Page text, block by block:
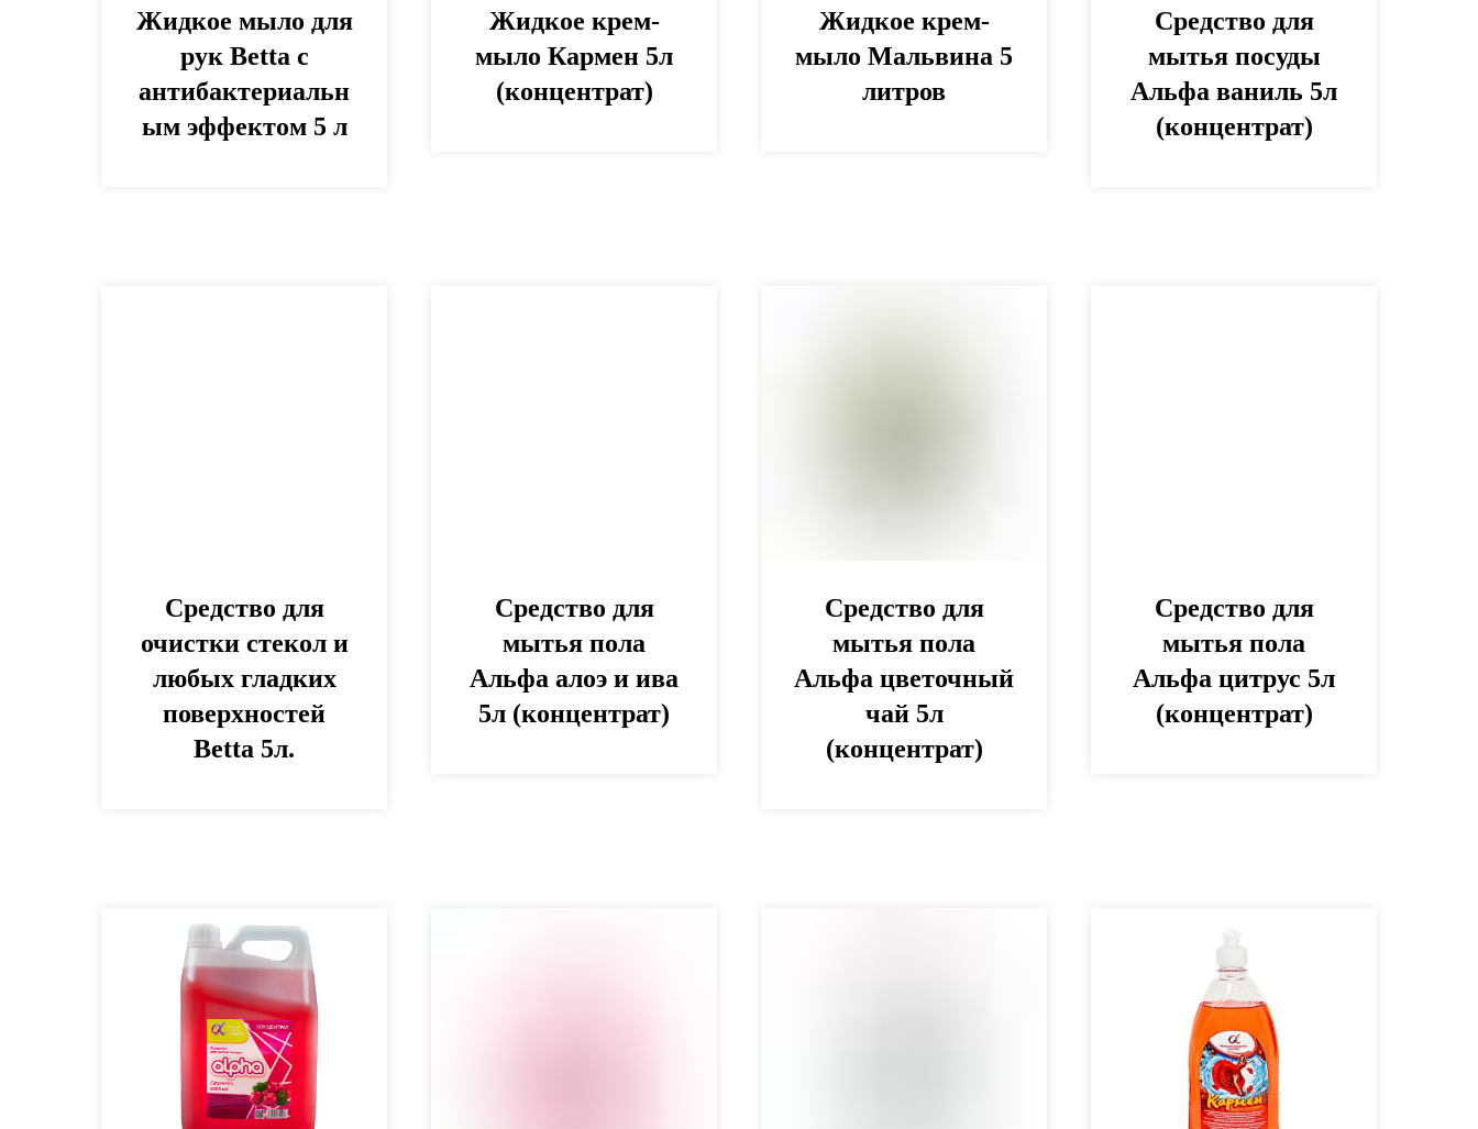
Жидкое мыло для
рук Betta с
антибактериальн
ым эффектом 5 л
Жидкое крем-
мыло Кармен 5л
(концентрат)
Жидкое крем-
мыло Мальвина 5
литров
Средство для
мытья посуды
Альфа ваниль 5л
(концентрат)
Средство для
очистки стекол и
любых гладких
поверхностей
Betta 5л.
Средство для
мытья пола
Альфа алоэ и ива
5л (концентрат)
Средство для
мытья пола
Альфа цветочный
чай 5л
(концентрат)
Средство для
мытья пола
Альфа цитрус 5л
(концентрат)